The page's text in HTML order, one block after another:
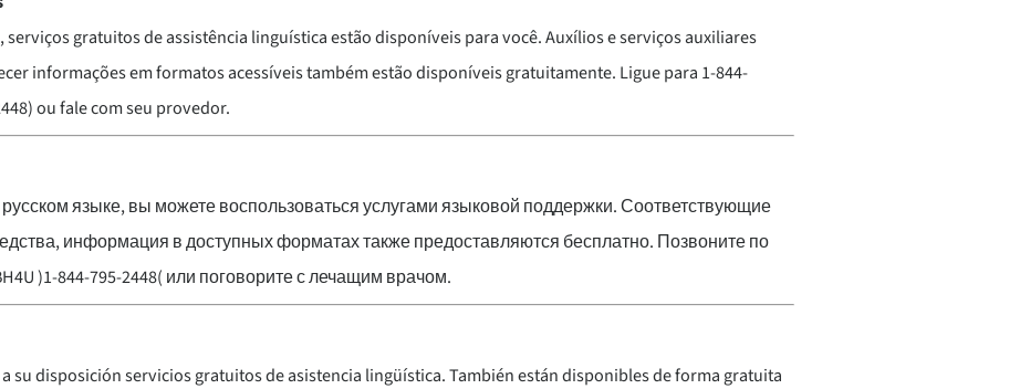
serviços gratuitos de assistência linguística estão disponíveis para você. Auxílios e serviços auxiliares
informações em formatos acessíveis também estão disponíveis gratuitamente. Ligue para 1-844-
ou fale com seu provedor.
языке, вы можете воспользоваться услугами языковой поддержки. Соответствующие
информация в доступных форматах также предоставляются бесплатно. Позвоните по
)1-844-795-2448( или поговорите с лечащим врачом.
su disposición servicios gratuitos de asistencia lingüística. También están disponibles de forma gratuita